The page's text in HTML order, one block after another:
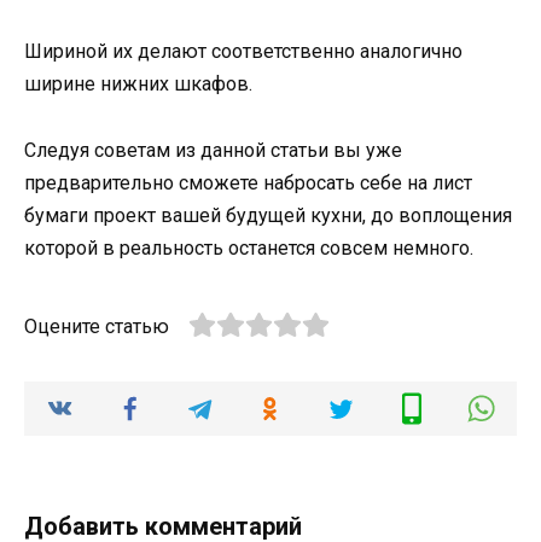
Шириной их делают соответственно аналогично
ширине нижних шкафов.
Следуя советам из данной статьи вы уже
предварительно сможете набросать себе на лист
бумаги проект вашей будущей кухни, до воплощения
которой в реальность останется совсем немного.
Оцените статью
Добавить комментарий